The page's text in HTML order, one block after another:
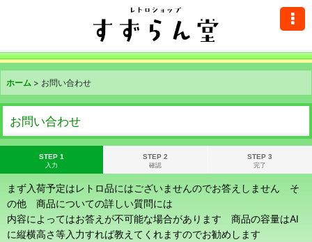
ホーム > お問い合わせ
お問い合わせ
STEP 1
入力
STEP 2
確認
STEP 3
完了
まず入荷予定はレトロ品にはございませんのでお答えしません そ
の他 商品についての詳しい質問には
内容によってはお答えが不可能な場合があります 商品の容量はAI
に縦横高さ等入力すれば教えてくれますのでお勧めします